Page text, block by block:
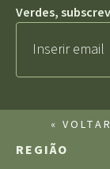
Verdes,
« VOLTAR
REGIÃO